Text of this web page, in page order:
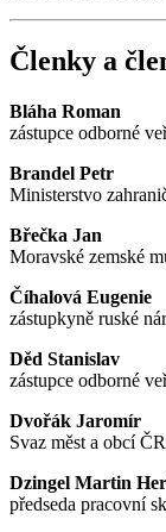
Členky a
Bláha Roman
zástupce odborné
Brandel Petr
Ministerstvo
Břečka Jan
Moravské zemské
Číhalová Eugenie
zástupkyně ruské
Děd Stanislav
zástupce odborné
Dvořák
Svaz měst a obcí ČR
Dzingel Martin
předseda pracovní